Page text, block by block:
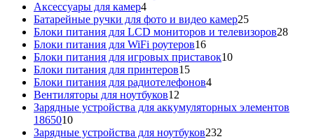
Аксессуары для камер44
товара
Батарейные ручки для фото и видео камер2525
товаров
Блоки питания для LCD мониторов и телевизоров2828
Блоки питания для WiFi роутеров1616
товаров
Блоки питания для игровых приставок1010
Блоки питания для принтеров1515
товаров
Блоки питания для радиотелефонов44
Вентиляторы для ноутбуков12
товаров
Зарядные устройства для аккумуляторных элементов
186501010
товаров
Зарядные устройства для ноутбуков232